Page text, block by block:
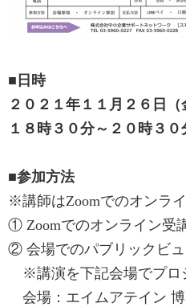
■日時
２０２１年１１月２６日（
１８時３０分～２０時３０
■参加方法
※講師はZoomでのオンライ
① Zoomでのオンライン受
② 会場でのパブリックビ
※講演を下記会場でプロ
会場：エイムアテイン